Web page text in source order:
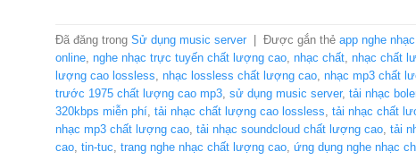
Đã đăng trong Sử dụng music server Được gắn thẻ app nghe
online nghe nhạc trực tuyến chất lượng cao nhạc chất nhạc chất
lượng cao lossless nhạc lossless chất lượng cao nhạc mp3 chất
trước 1975 chất lượng cao mp3 sử dụng music server, tải nhạc
320kbps miễn phí tải nhạc chất lượng cao lossless tải nhạc chất
nhạc mp3 chất lượng cao tải nhạc soundcloud chất lượng cao tải
cao tin-tuc trang nghe nhạc chất lượng cao ứng dụng nghe nhạc